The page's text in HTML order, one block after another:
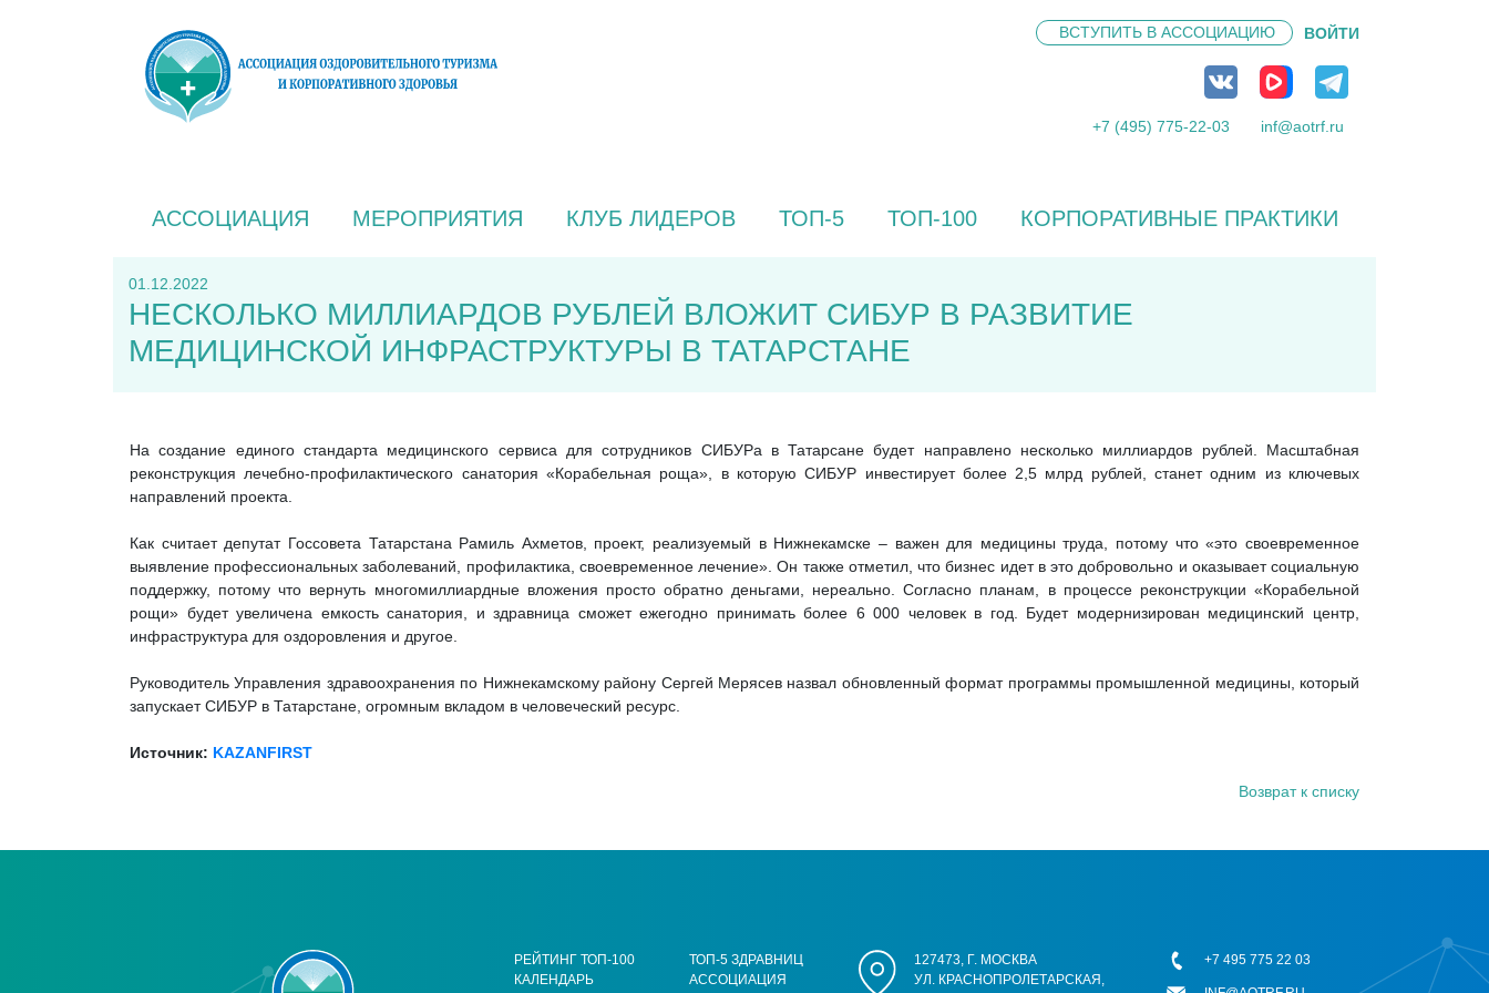
ВСТУПИТЬ В АССОЦИАЦИЮ ВОЙТИ
+7 (495) 775-22-03 inf@aotrf.ru
АССОЦИАЦИЯ МЕРОПРИЯТИЯ КЛУБ ЛИДЕРОВ ТОП-5 ТОП-100 КОРПОРАТИВНЫЕ ПРАКТИКИ
01.12.2022
НЕСКОЛЬКО МИЛЛИАРДОВ РУБЛЕЙ ВЛОЖИТ СИБУР В РАЗВИТИЕ
МЕДИЦИНСКОЙ ИНФРАСТРУКТУРЫ В ТАТАРСТАНЕ
На создание единого стандарта медицинского сервиса для сотрудников СИБУРа в Татарсане будет направлено несколько миллиардов рублей. Масштабная
реконструкция лечебно-профилактического санатория «Корабельная роща», в которую СИБУР инвестирует более 2,5 млрд рублей, станет одним из ключевых
направлений проекта.
Как считает депутат Госсовета Татарстана Рамиль Ахметов, проект, реализуемый в Нижнекамске – важен для медицины труда, потому что «это своевременное
выявление профессиональных заболеваний, профилактика, своевременное лечение». Он также отметил, что бизнес идет в это добровольно и оказывает социальную
поддержку, потому что вернуть многомиллиардные вложения просто обратно деньгами, нереально. Согласно планам, в процессе реконструкции «Корабельной
рощи» будет увеличена емкость санатория, и здравница сможет ежегодно принимать более 6 000 человек в год. Будет модернизирован медицинский центр,
инфраструктура для оздоровления и другое.
Руководитель Управления здравоохранения по Нижнекамскому району Сергей Мерясев назвал обновленный формат программы промышленной медицины, который
запускает СИБУР в Татарстане, огромным вкладом в человеческий ресурс.
Источник: KAZANFIRST
Возврат к списку
РЕЙТИНГ ТОП-100
КАЛЕНДАРЬ
ТОП-5 ЗДРАВНИЦ
АССОЦИАЦИЯ
127473, Г. МОСКВА
УЛ. КРАСНОПРОЛЕТАРСКАЯ,
+7 495 775 22 03